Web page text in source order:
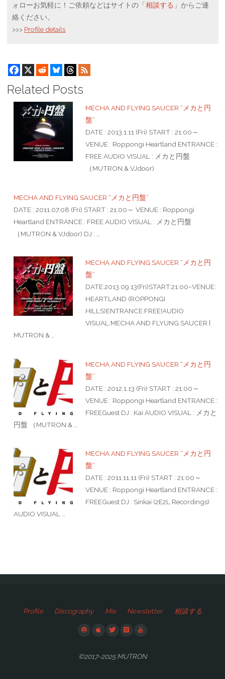
ォローお気軽に！ご依頼などはサイトの「相談する 」からご連
絡ください。
>>> Profile details
Related Posts
MECHA AND FLYING SAUCER “メカと円
盤”
DATE : 2013.1.11 (Fri) START : 21:00～
VENUE : Roppongi Heartland ENTRANCE :
FREE AUDIO VISUAL : メカと円盤
（MUTRON & VJdoor)
MECHA AND FLYING SAUCER “メカと円盤”
DATE : 2011.07.08 (Fri) START : 21:00～ VENUE : Roppongi
Heartland ENTRANCE : FREE AUDIO VISUAL : メカと円盤
（MUTRON & VJdoor) DJ : …
MECHA AND FLYING SAUCER “メカと円
盤”
DATE:2013.09.13(Fri)START:21:00~VENUE:
HEARTLAND (ROPPONGI
HILLS)ENTRANCE:FREE!AUDIO
VISUAL:MECHA AND FLYUNG SAUCER [
MUTRON & …
MECHA AND FLYING SAUCER “メカと円
盤”
DATE : 2012.1.13 (Fri) START : 21:00～
VENUE : Roppongi Heartland ENTRANCE :
FREEGuest DJ : Kai AUDIO VISUAL : メカと
円盤 （MUTRON & …
MECHA AND FLYING SAUCER “メカと円
盤”
DATE : 2011.11.11 (Fri) START : 21:00～
VENUE : Roppongi Heartland ENTRANCE :
FREEGuest DJ : Sinkai (2E2L Recordings)
AUDIO VISUAL …
Profile Discography Mix Newsletter 相談する
©2017-2025 MUTRON